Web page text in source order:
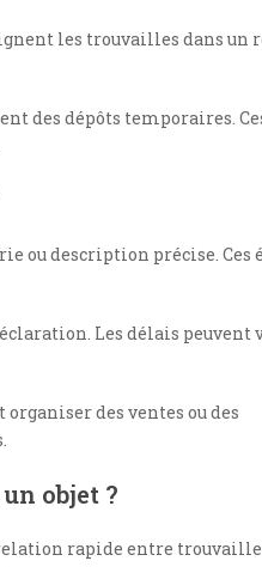
les trouvailles dans un
des dépôts temporaires.
ou description précise. Ces
Les délais peuvent
des ventes ou des
objet ?
rapide entre